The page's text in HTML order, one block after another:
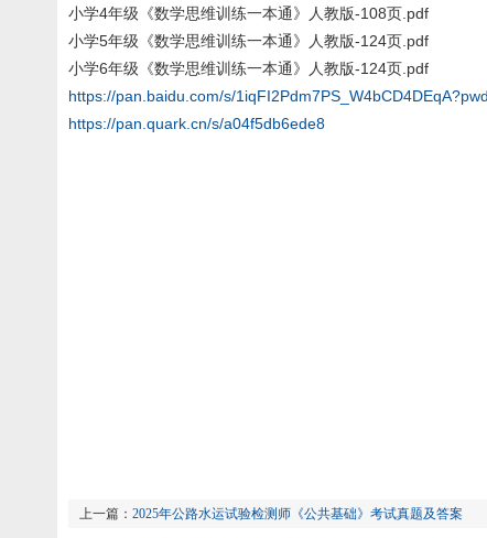
小学4年级《数学思维训练一本通》人教版-108页.pdf
小学5年级《数学思维训练一本通》人教版-124页.pdf
小学6年级《数学思维训练一本通》人教版-124页.pdf
https://pan.baidu.com/s/
https://pan.quark.cn/s/a04f5db6ede8
上一篇： 2025年公路水运试验检测师《公共基础》考试真题及答案